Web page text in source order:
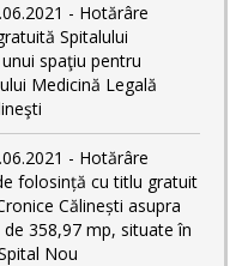
- Hotărâre
Spitalului
spaţiu pentru
Medicină Legală
- Hotărâre
folosință cu titlu gratuit
Călinești asupra
358,97 mp, situate în
Nou